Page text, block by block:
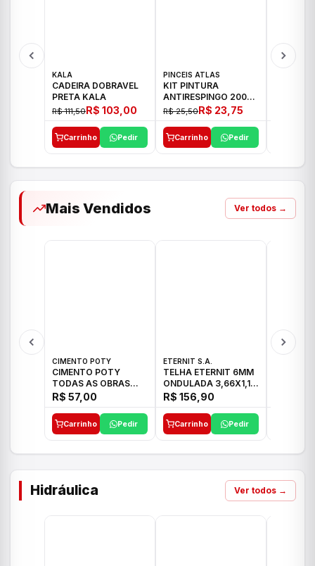
KALA
CADEIRA DOBRAVEL
PRETA KALA
R$ 111,50R$ 103,00
Carrinho Pedir
PINCEIS ATLAS
KIT PINTURA
ANTIRESPINGO 2003
ATLAS 03 PCS
R$ 25,50R$ 23,75
Carrinho Pedir
Mais Vendidos Ver todos →
CIMENTO POTY
CIMENTO POTY
TODAS AS OBRAS
50KG CP-II F/32
R$ 57,00
Carrinho Pedir
ETERNIT S.A.
TELHA ETERNIT 6MM
ONDULADA 3,66X1,10
48,80KG
R$ 156,90
Carrinho Pedir
Hidráulica Ver todos →